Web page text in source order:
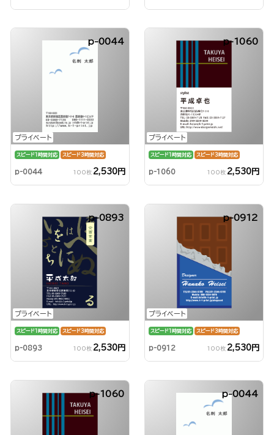
プライベート
p-0044
スピード1時間対応 スピード3時間対応
p-0044 100枚 2,530円
プライベート
p-1060
スピード1時間対応 スピード3時間対応
p-1060 100枚 2,530円
プライベート
p-0893
スピード1時間対応 スピード3時間対応
p-0893 100枚 2,530円
プライベート
p-0912
スピード1時間対応 スピード3時間対応
p-0912 100枚 2,530円
p-1060 p-0044